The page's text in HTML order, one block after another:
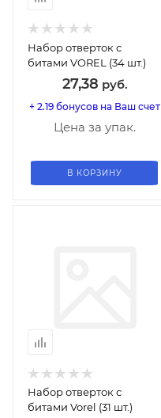
Набор отверток с
битами VOREL (34 шт.)
27,38 руб.
+ 2.19 бонусов на Ваш счет
Цена за упак.
В КОРЗИНУ
Набор отверток с
битами Vorel (31 шт.)